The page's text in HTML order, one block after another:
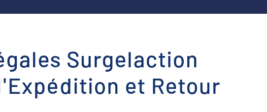
Surgelaction
et Retour